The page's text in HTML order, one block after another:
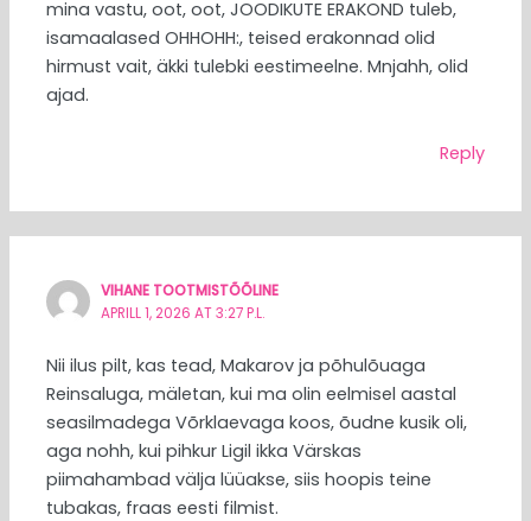
mina vastu, oot, oot, JOODIKUTE ERAKOND tuleb,
isamaalased OHHOHH:, teised erakonnad olid
hirmust vait, äkki tulebki eestimeelne. Mnjahh, olid
ajad.
Reply
VIHANE TOOTMISTÕÕLINE
APRILL 1, 2026 AT 3:27 P.L.
Nii ilus pilt, kas tead, Makarov ja põhulõuaga
Reinsaluga, mäletan, kui ma olin eelmisel aastal
seasilmadega Võrklaevaga koos, õudne kusik oli,
aga nohh, kui pihkur Ligil ikka Värskas
piimahambad välja lüüakse, siis hoopis teine
tubakas, fraas eesti filmist.